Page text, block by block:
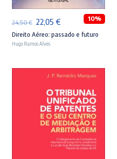
24,50€ O
preço
original
24,50 €.
22,05 €O
preço
22,05 €.
10%
Direito Aéreo: passado e futuro
Hugo Ramos Alves